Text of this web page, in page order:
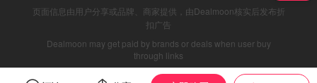
页面信息由用户分享或品牌、商家提供，由Dealmoon核实后发布折
扣广告
Dealmoon may get paid by brands or deals when user buy
through links